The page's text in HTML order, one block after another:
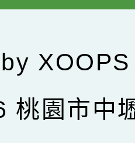
XOOPS
桃園市中